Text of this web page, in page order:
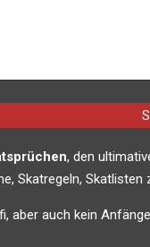
, den
Skatregeln,
aber auch kein